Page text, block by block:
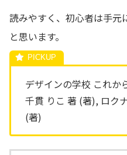
読みやすく、初心者は手元
と思います。
デザインの学校 これか
千貫 りこ 著 (著), ロク
(著)